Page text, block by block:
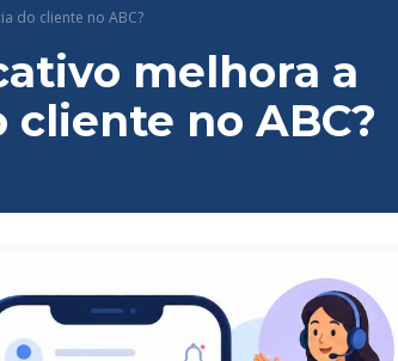
do cliente no ABC?
melhora a
no ABC?